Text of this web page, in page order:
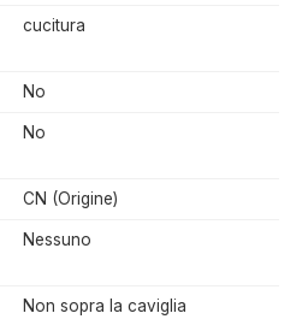
cucitura
No
No
CN (Origine)
Nessuno
Non sopra la caviglia